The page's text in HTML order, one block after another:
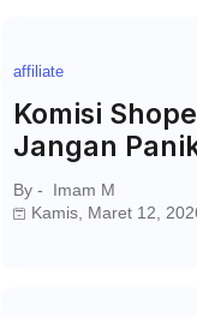
affiliate
Komisi
Jangan
Solusinya!
By -
Imam M
Kamis, Maret 12,